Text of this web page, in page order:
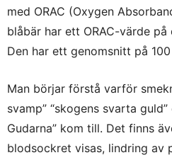
med ORAC (Oxygen
blåbär har ett ORAC-värde
Den har ett genomsnitt på
Man börjar förstå varför
svamp” “skogens svarta
Gudarna” kom till. Det finns
blodsockret visas, lindring av